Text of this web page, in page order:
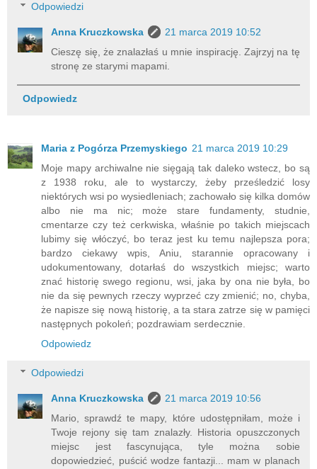
Odpowiedzi
Anna Kruczkowska
21 marca 2019 10:52
Cieszę się, że znalazłaś u mnie inspirację. Zajrzyj na tę
stronę ze starymi mapami.
Odpowiedz
Maria z Pogórza Przemyskiego 21 marca 2019 10:29
Moje mapy archiwalne nie sięgają tak daleko wstecz, bo są
z 1938 roku, ale to wystarczy, żeby prześledzić losy
niektórych wsi po wysiedleniach; zachowało się kilka domów
albo nie ma nic; może stare fundamenty, studnie,
cmentarze czy też cerkwiska, właśnie po takich miejscach
lubimy się włóczyć, bo teraz jest ku temu najlepsza pora;
bardzo ciekawy wpis, Aniu, starannie opracowany i
udokumentowany, dotarłaś do wszystkich miejsc; warto
znać historię swego regionu, wsi, jaka by ona nie była, bo
nie da się pewnych rzeczy wyprzeć czy zmienić; no, chyba,
że napisze się nową historię, a ta stara zatrze się w pamięci
następnych pokoleń; pozdrawiam serdecznie.
Odpowiedz
Odpowiedzi
Anna Kruczkowska
21 marca 2019 10:56
Mario, sprawdź te mapy, które udostępniłam, może i
Twoje rejony się tam znalazły. Historia opuszczonych
miejsc jest fascynująca, tyle można sobie
dopowiedzieć, puścić wodze fantazji... mam w planach